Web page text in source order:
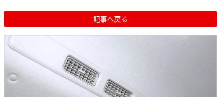
記事へ戻る